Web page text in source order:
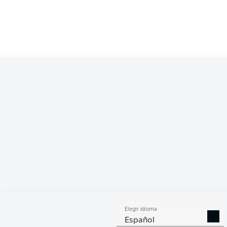
Elegir idioma
EspañolASISTENCIAS